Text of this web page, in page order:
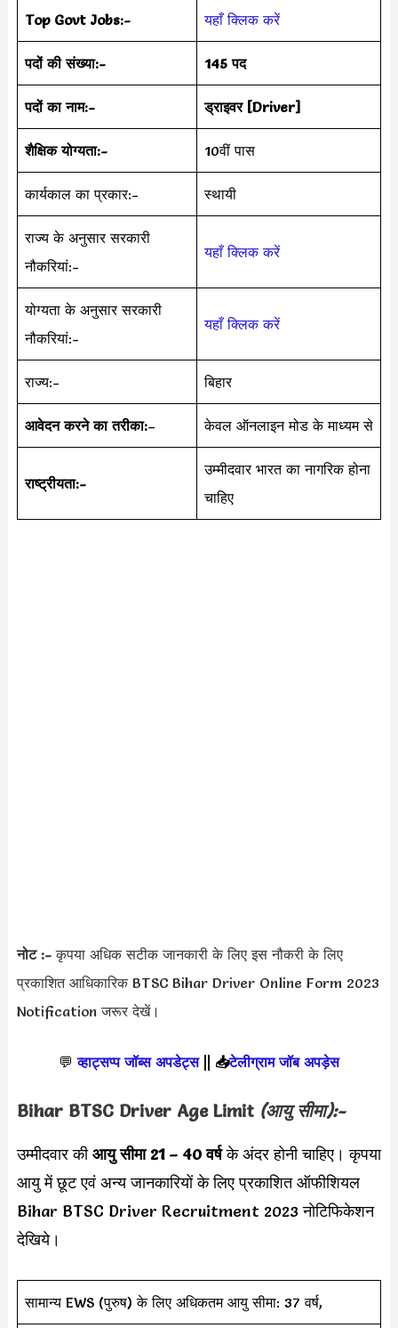
Top Govt Jobs:- यहाँ क्लिक करें
पदों की संख्या:- 145 पद
पदों का नाम:- ड्राइवर [Driver]
शैक्षिक योग्यता:- 10वीं पास
कार्यकाल का प्रकार:- स्थायी
राज्य के अनुसार सरकारी
नौकरियां:-
यहाँ क्लिक करें
योग्यता के अनुसार सरकारी
नौकरियां:-
यहाँ क्लिक करें
राज्य:- बिहार
आवेदन करने का तरीका:– केवल ऑनलाइन मोड के माध्यम से
राष्ट्रीयता:-
उम्मीदवार भारत का नागरिक होना
चाहिए
नोट :-कृपया अधिक सटीक जानकारी के लिए इस नौकरी के लिए
प्रकाशित आधिकारिक BTSC Bihar Driver Online Form 2023
Notification जरूर देखें।
💬 व्हाट्सप्प जॉब्स अपडेट्स|| 📥टेलीग्राम जॉब अपड़ेस
Bihar BTSC Driver Age Limit (आयु सीमा):-
उम्मीदवार कीआयु सीमा 21 – 40 वर्षके अंदर होनी चाहिए। कृपया
आयु में छूट एवं अन्य जानकारियों के लिए प्रकाशित ऑफीशियल
Bihar BTSC Driver Recruitment 2023 नोटिफिकेशन
देखिये।
सामान्य EWS (पुरुष) के लिए अधिकतम आयु सीमा: 37 वर्ष,